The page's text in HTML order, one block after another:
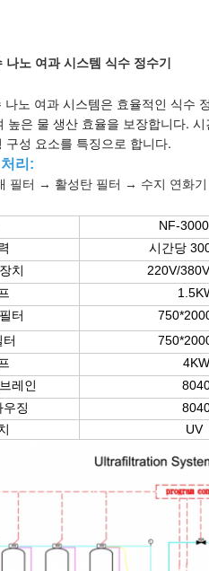
노 여과 시스템 식수 정수기
노 여과 시스템은 효율적인 식수
높은 물 생산 효율을 보장합니다. 시
구성 요소를 특징으로 합니다.
리:
필터 → 활성탄 필터 → 수지 연화
NF-
시간당
치
220V/
터
터
4KW
레인
징
UV